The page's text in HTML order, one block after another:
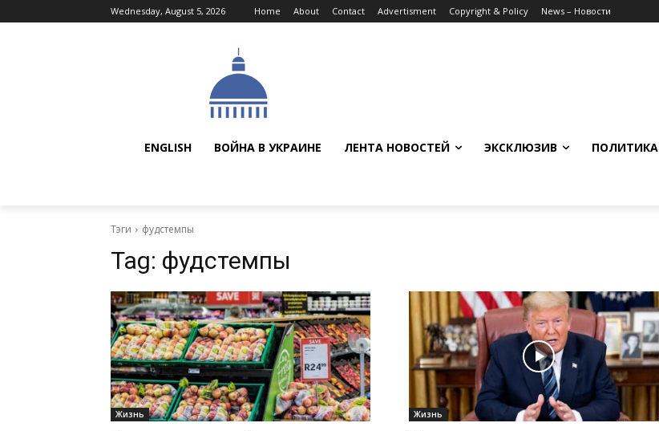
Wednesday, August 5, 2026 Home About Contact Advertisment Copyright & Policy News – Новости
ENGLISH ВОЙНА В УКРАИНЕ ЛЕНТА НОВОСТЕЙ ЭКСКЛЮЗИВ ПОЛИТИКА
Тэги фудстемпы
Tag: фудстемпы
Жизнь Жизнь